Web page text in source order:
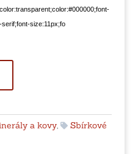
size:11px;fo
a kovy,
Sbírkové